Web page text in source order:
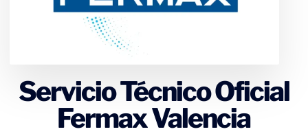
Servicio Técnico Oficial
Fermax Valencia